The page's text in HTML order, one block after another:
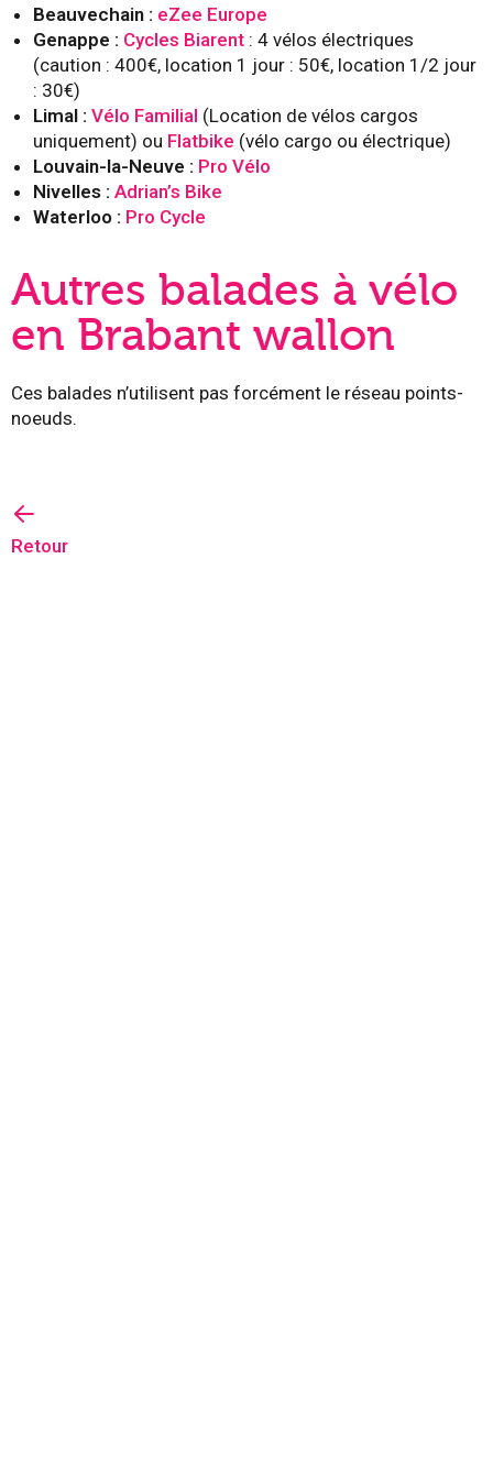
Beauvechain : eZee Europe
Genappe : Cycles Biarent : 4 vélos électriques
(caution : 400€, location 1 jour : 50€, location 1/2 jour
: 30€)
Limal : Vélo Familial (Location de vélos cargos
uniquement) ou Flatbike (vélo cargo ou électrique)
Louvain-la-Neuve : Pro Vélo
Nivelles : Adrian’s Bike
Waterloo : Pro Cycle
Autres balades à vélo
en Brabant wallon
Ces balades n’utilisent pas forcément le réseau points-
noeuds.
Retour